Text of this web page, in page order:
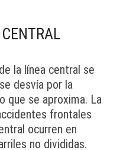
la línea central se
desvía por la
que se aproxima. La
frontales
ocurren en
no divididas.